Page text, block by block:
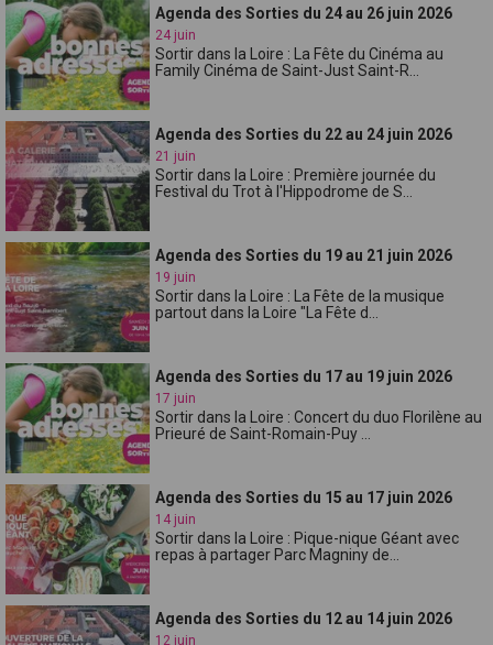
Agenda des Sorties du 24 au 26 juin 2026
24 juin
Sortir dans la Loire : La Fête du Cinéma au
Family Cinéma de Saint-Just Saint-R...
Agenda des Sorties du 22 au 24 juin 2026
21 juin
Sortir dans la Loire : Première journée du
Festival du Trot à l'Hippodrome de S...
Agenda des Sorties du 19 au 21 juin 2026
19 juin
Sortir dans la Loire : La Fête de la musique
partout dans la Loire "La Fête d...
Agenda des Sorties du 17 au 19 juin 2026
17 juin
Sortir dans la Loire : Concert du duo Florilène au
Prieuré de Saint-Romain-Puy ...
Agenda des Sorties du 15 au 17 juin 2026
14 juin
Sortir dans la Loire : Pique-nique Géant avec
repas à partager Parc Magniny de...
Agenda des Sorties du 12 au 14 juin 2026
12 juin